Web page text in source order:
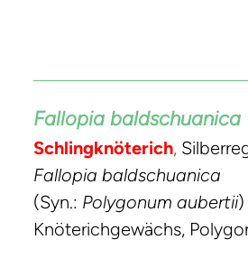
Fallopia baldschuanica
Schlingknöterich,
Fallopia baldschuanica
(Syn.: Polygonum aubertii)
Knöterichgewächs,